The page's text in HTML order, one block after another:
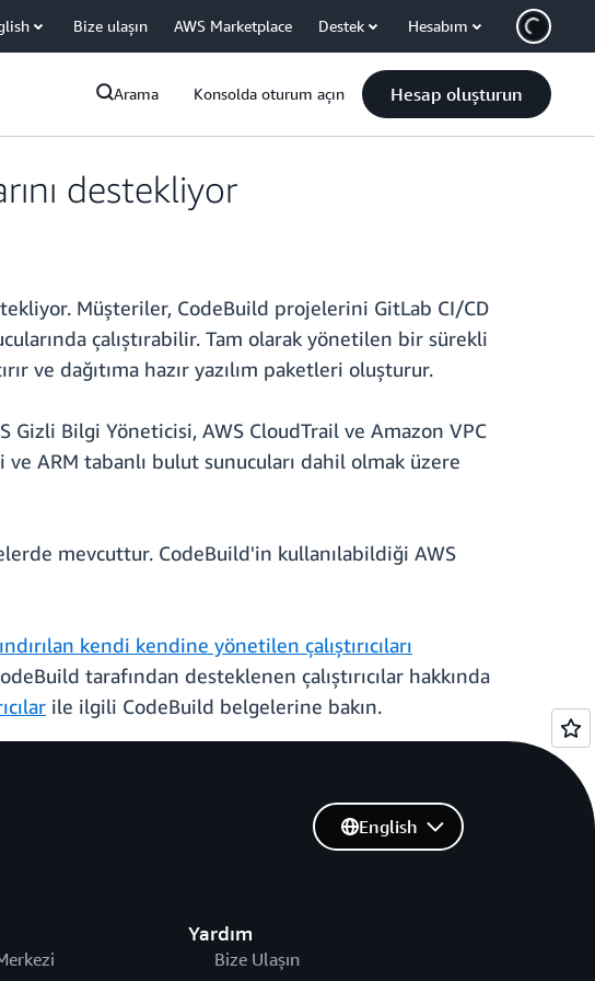
Bize ulaşın AWS Marketplace Destek Hesabım
Arama Konsolda oturum açın Hesap oluşturun
destekliyor
Müşteriler, CodeBuild projelerini GitLab CI/CD
çalıştırabilir. Tam olarak yönetilen bir sürekli
ve dağıtıma hazır yazılım paketleri oluşturur.
Gizli Bilgi Yöneticisi, AWS CloudTrail ve Amazon VPC
ARM tabanlı bulut sunucuları dahil olmak üzere
mevcuttur. CodeBuild'in kullanılabildiği AWS
kendi kendine yönetilen çalıştırıcıları
tarafından desteklenen çalıştırıcılar hakkında
ile ilgili CodeBuild belgelerine bakın.
Yardım
Bize Ulaşın
English